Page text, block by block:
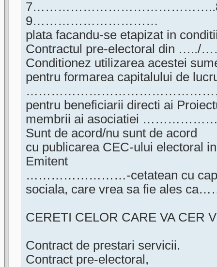
9…………………………
plata facandu-se etapizat in
Contractul pre-electoral din …../
Conditionez utilizarea acestei
pentru formarea capitalului de
pentru beneficiarii directi ai
membrii ai asociatiei
Sunt de acord/nu sunt de acord
cu publicarea CEC-ului electoral
Emitent
……………………-cetatean cu
sociala, care vrea sa fie ales
CERETI CELOR CARE VA CER
Contract de prestari servicii.
Contract pre-electoral,